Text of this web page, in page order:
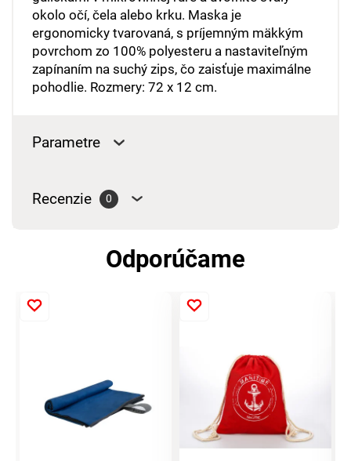
okolo očí, čela alebo krku. Maska je
ergonomicky tvarovaná, s príjemným mäkkým
povrchom zo 100% polyesteru a nastaviteľným
zapínaním na suchý zips, čo zaisťuje maximálne
pohodlie. Rozmery: 72 x 12 cm.
Parametre
Recenzie 0
Odporúčame